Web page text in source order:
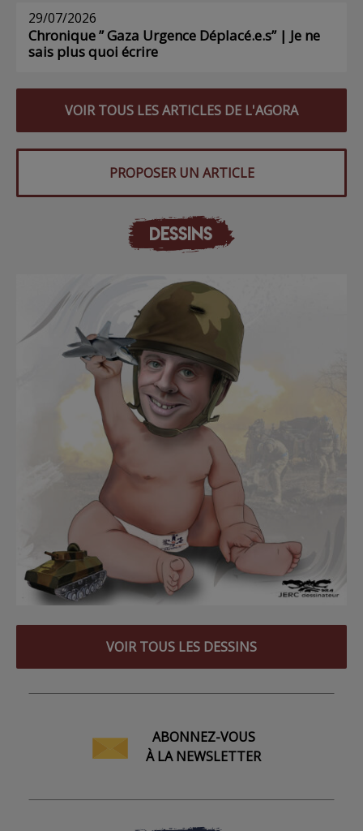
29/07/2026
Chronique ” Gaza Urgence Déplacé.e.s” | Je ne
sais plus quoi écrire
VOIR TOUS LES ARTICLES DE L'AGORA
PROPOSER UN ARTICLE
DESSINS
VOIR TOUS LES DESSINS
ABONNEZ-VOUS
À LA NEWSLETTER